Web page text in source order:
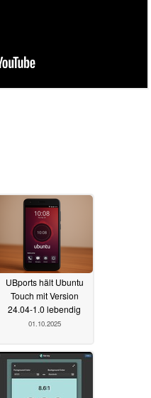
UBports hält Ubuntu
Touch mit Version
24.04-1.0 lebendig
01.10.2025